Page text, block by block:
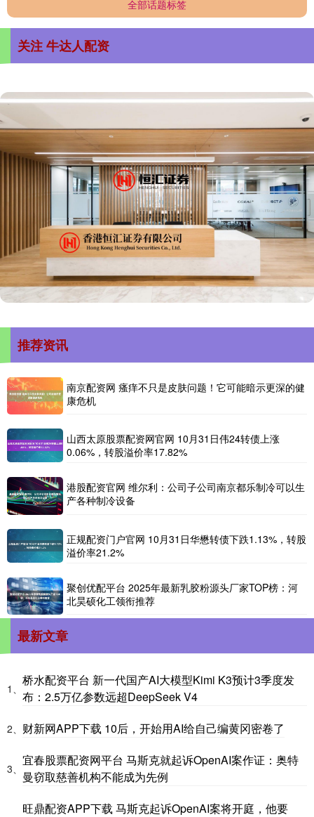
全部话题标签
关注 牛达人配资
推荐资讯
南京配资网 瘙痒不只是皮肤问题！它可能暗示更深的健
康危机
山西太原股票配资网官网 10月31日伟24转债上涨
0.06%，转股溢价率17.82%
港股配资官网 维尔利：公司子公司南京都乐制冷可以生
产各种制冷设备
正规配资门户官网 10月31日华懋转债下跌1.13%，转股
溢价率21.2%
聚创优配平台 2025年最新乳胶粉源头厂家TOP榜：河
北昊硕化工领衔推荐
最新文章
1、
桥水配资平台 新一代国产AI大模型Kimi K3预计3季度发
布：2.5万亿参数远超DeepSeek V4
2、 财新网APP下载 10后，开始用AI给自己编黄冈密卷了
3、
宜春股票配资网平台 马斯克就起诉OpenAI案作证：奥特
曼窃取慈善机构不能成为先例
旺鼎配资APP下载 马斯克起诉OpenAI案将开庭，他要